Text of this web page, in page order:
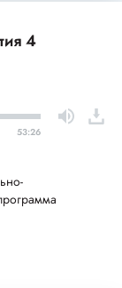
4
53:26